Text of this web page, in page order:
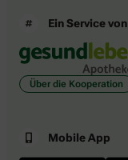
Ein Service von
Über die Kooperation
Mobile App